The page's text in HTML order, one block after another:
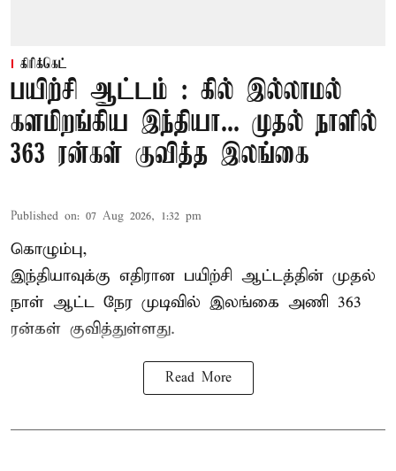
கிரிக்கெட்
பயிற்சி ஆட்டம் : கில் இல்லாமல்
களமிறங்கிய இந்தியா... முதல் நாளில்
363 ரன்கள் குவித்த இலங்கை
Published on: 07 Aug 2026, 1:32 pm
கொழும்பு,
இந்தியாவுக்கு எதிரான பயிற்சி ஆட்டத்தின் முதல்
நாள் ஆட்ட நேர முடிவில் இலங்கை அணி 363
ரன்கள் குவித்துள்ளது.
Read More